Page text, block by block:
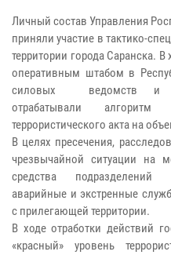
Личный состав Управления
приняли участие в тактико-
территории города Саранска.
оперативным штабом в
силовых ведомств и
отрабатывали
террористического акта на
В целях пресечения,
чрезвычайной ситуации на
средства подразделений
аварийные и экстренные
с прилегающей территории.
В ходе отработки действий
«красный» уровень